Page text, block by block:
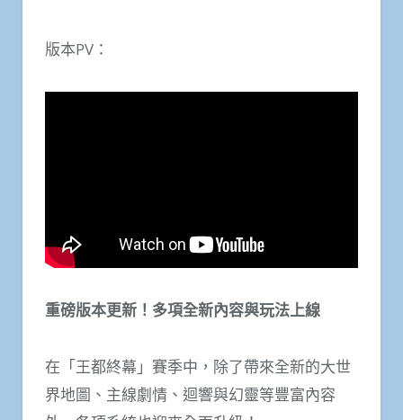
版本PV：
重磅版本更新！多項全新內容與玩法上線
在「王都終幕」賽季中，除了帶來全新的大世
界地圖、主線劇情、迴響與幻靈等豐富內容